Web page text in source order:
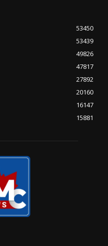
53450
53439
49826
47817
27892
20160
16147
15881